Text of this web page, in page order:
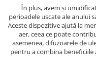
În plus, avem și
perioadele uscate ale anului
Aceste dispozitive ajută la
aer, ceea ce poate
asemenea, difuzoarele de
pentru a combina